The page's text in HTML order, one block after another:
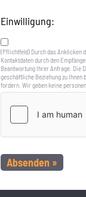
Einwilligung:
(Pflichtfeld) Durch das Anklicken
Kontaktdaten durch den
Beantwortung Ihrer Anfrage. Die
geschäftliche Beziehung zu Ihnen
fordern. Wir geben keine